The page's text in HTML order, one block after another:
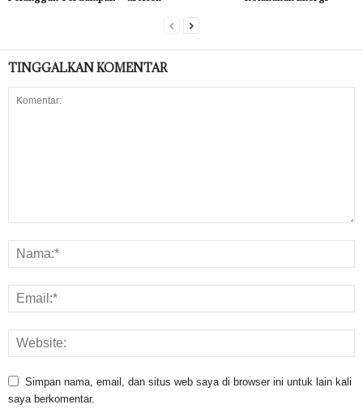
TINGGALKAN KOMENTAR
Simpan nama, email, dan situs web saya di browser ini untuk lain kali
saya berkomentar.